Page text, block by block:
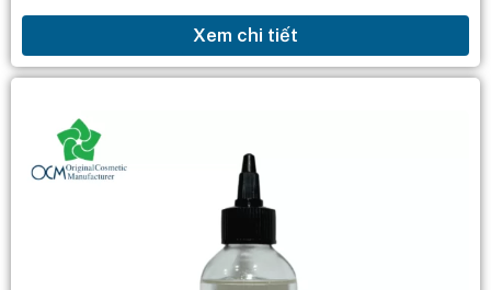
Xem chi tiết